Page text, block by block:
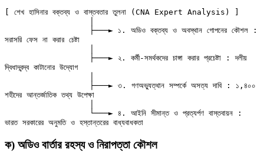
[ শেখ হাসিনার বক্তব্য ও বাস্তবতার তুলনা (CNA Expert Analysis) ]
সরাসরি ফেস না করার চেষ্টা
দ্বিধাদ্বন্দ্ব কাটানোর উদ্যোগ
শহীদের আন্তর্জাতিক তথ্য উপেক্ষা
ক) অডিও বার্তার রহস্য ও নিরাপত্তা কৌশল